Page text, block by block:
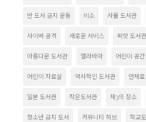
반 도서 금지 운동 비소 사물 도서관
사이버 공격 새로운 서비스 씨앗 도서관
아름다운 도서관 앨라바마 어린이 공간
어린이 자료실 역사적인 도서관 연체료
일본 도서관 작은도서관 제3의 장소
청소년 금지 도서 커뮤니티 허브 학교